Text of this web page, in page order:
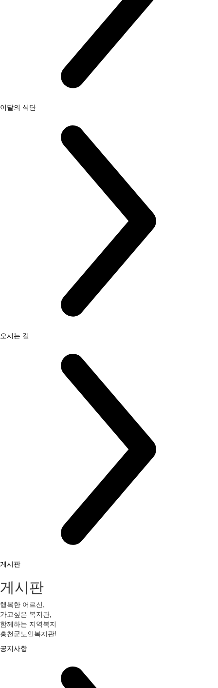
이달의 식단
오시는 길
게시판
게시판
행복한 어르신,
가고싶은 복지관,
함께하는 지역복지
홍천군노인복지관!
공지사항